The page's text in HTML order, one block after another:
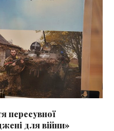
пересувної
для війни»